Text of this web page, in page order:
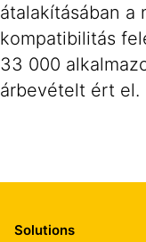
átalakításában a
kompatibilitás
33 000
árbevételt ért el.
Solutions